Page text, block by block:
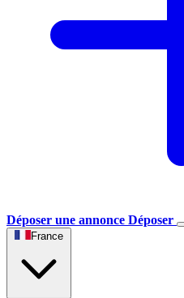
Déposer une annonce Déposer
France